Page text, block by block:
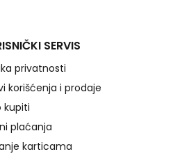
SERVIS
privatnosti
korišćenja i prodaje
kupiti
plaćanja
karticama